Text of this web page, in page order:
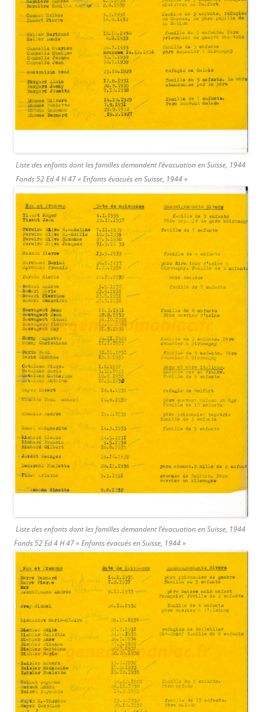
Liste des enfants dont les familles demandent l’évacuation en Suisse, 1944
Fonds 52 Ed 4 H 47 « Enfants évacués en Suisse, 1944 »
Liste des enfants dont les familles demandent l’évacuation en Suisse, 1944
Fonds 52 Ed 4 H 47 « Enfants évacués en Suisse, 1944 »